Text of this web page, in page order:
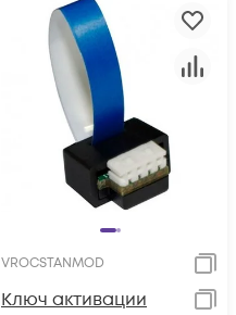
VROCSTANMOD
Ключ активации